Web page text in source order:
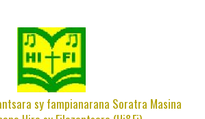
sy fampianarana Soratra Masina